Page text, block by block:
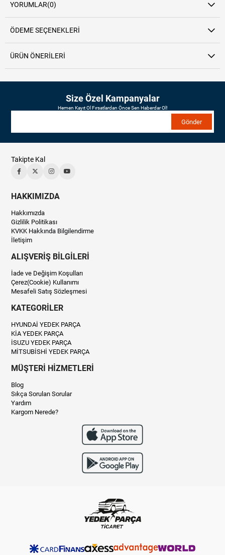
YORUMLAR(0)
ÖDEME SEÇENEKLERI
ÜRÜN ÖNERILERI
Size Özel Kampanyalar
Hemen Kayıt Ol Fırsatlardan Önce Sen Haberdar Ol!
Gönder
Takipte Kal
HAKKIMIZDA
Hakkımızda
Gizlilik Politikası
KVKK Hakkında Bilgilendirme
İletişim
ALIŞVERİŞ BİLGİLERİ
İade ve Değişim Koşulları
Çerez(Cookie) Kullanımı
Mesafeli Satış Sözleşmesi
KATEGORİLER
HYUNDAİ YEDEK PARÇA
KİA YEDEK PARÇA
İSUZU YEDEK PARÇA
MİTSUBİSHİ YEDEK PARÇA
MÜŞTERİ HİZMETLERİ
Blog
Sıkça Sorulan Sorular
Yardım
Kargom Nerede?